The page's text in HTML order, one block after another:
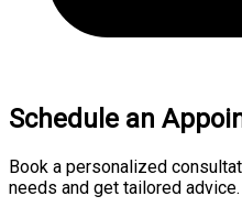
Schedule an
Book a personalized
needs and get tailored advice.